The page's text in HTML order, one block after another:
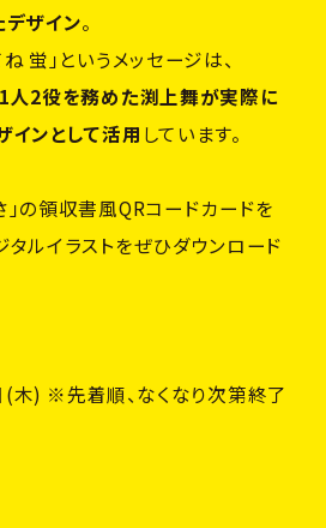
デザイン。
蛍」というメッセージは、
人2役を務めた渕上舞が実際に
インとして活用 しています。
の領収書風QRコードカードを
ルイラストをぜひダウンロード
) ※先着順、なくなり次第終了